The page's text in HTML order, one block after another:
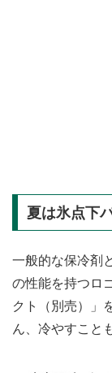
夏は氷点下
一般的な保冷剤
の性能を持つロ
クト（別売）」
ん、冷やすこと